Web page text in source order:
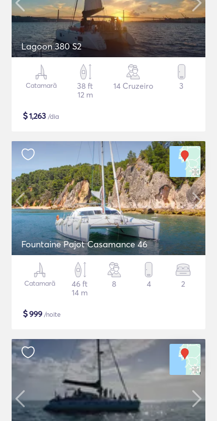
Lagoon 380 S2
Catamarã
38 ft
12 m
14 Cruzeiro 3
$1,263 /dia
Fountaine Pajot Casamance 46
Catamarã
46 ft
14 m
8 4 2
$999 /noite